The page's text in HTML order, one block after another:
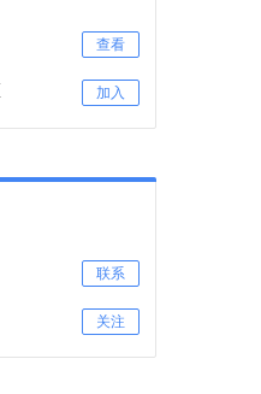
查看
加入
联系
关注